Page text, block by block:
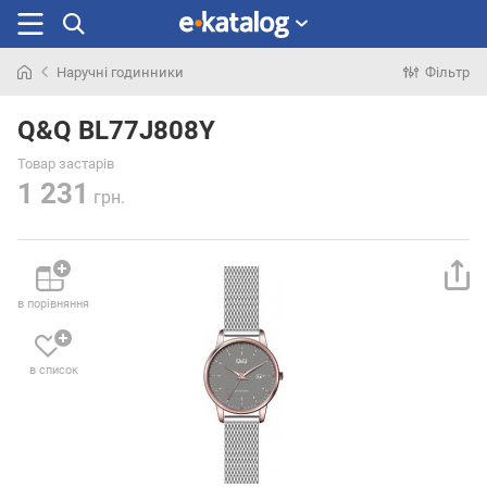
раніше
Наручні годинники Фільтр
Q&Q BL77J808Y
Товар застарів
1 231 грн.
в порівняння
в список